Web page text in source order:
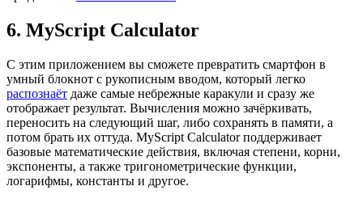
6. MyScript Calculator
С этим приложением вы сможете превратить смартфон в
умный блокнот с рукописным вводом, который легко
распознаёт даже самые небрежные каракули и сразу же
отображает результат. Вычисления можно зачёркивать,
переносить на следующий шаг, либо сохранять в памяти, а
потом брать их оттуда. MyScript Calculator поддерживает
базовые математические действия, включая степени, корни,
экспоненты, а также тригонометрические функции,
логарифмы, константы и другое.